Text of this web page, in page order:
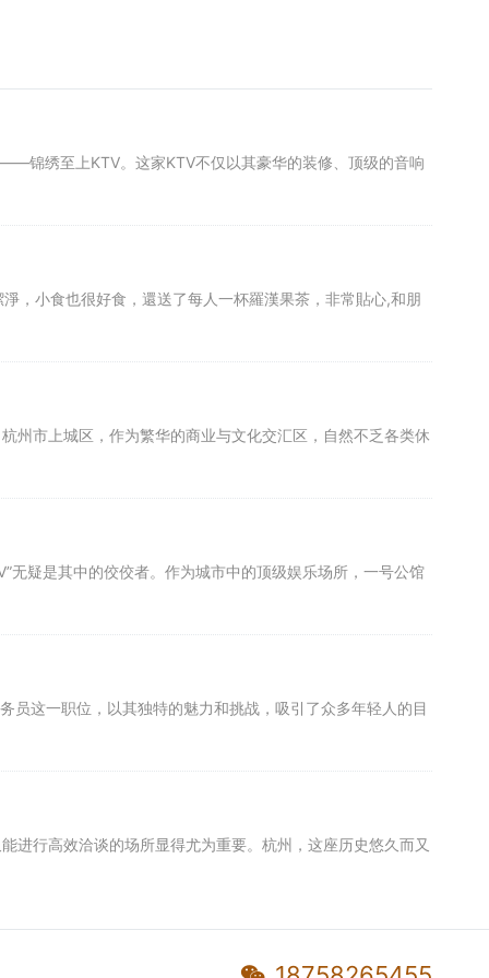
绣至上KTV。这家KTV不仅以其豪华的装修、顶级的音响
小食也很好食，還送了每人一杯羅漢果茶，非常貼心,和朋
市上城区，作为繁华的商业与文化交汇区，自然不乏各类休
疑是其中的佼佼者。作为城市中的顶级娱乐场所，一号公馆
这一职位，以其独特的魅力和挑战，吸引了众多年轻人的目
行高效洽谈的场所显得尤为重要。杭州，这座历史悠久而又